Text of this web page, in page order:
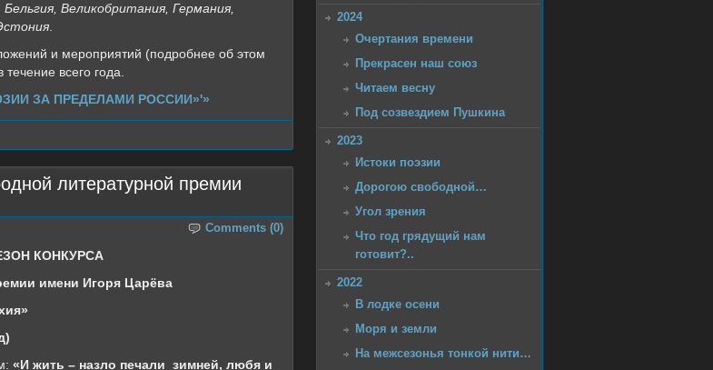
Бельгия, Великобритания, Германия,
и мероприятий (подробнее об этом
всего года.
ЗА ПРЕДЕЛАМИ РОССИИ»'»
литературной премии
Comments (0)
КОНКУРСА
имени Игоря Царёва
«И жить – назло печали зимней, любя и
2024
Очертания времени
Прекрасен наш союз
Читаем весну
Под созвездием Пушкина
2023
Истоки поэзии
Дорогою свободной…
Угол зрения
Что год грядущий нам
готовит?..
2022
В лодке осени
Моря и земли
На межсезонья тонкой нити…